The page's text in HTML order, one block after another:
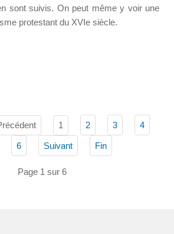
sont suivis. On peut même y voir une
protestant du XVIe siècle.
1 2 3 4
6 Suivant Fin
Page 1 sur 6